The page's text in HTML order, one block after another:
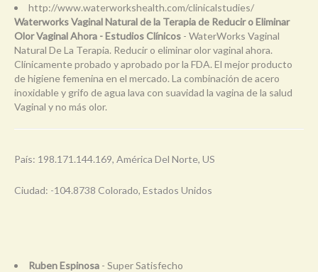
http://www.waterworkshealth.com/clinicalstudies/
Waterworks Vaginal Natural de la Terapia de Reducir o Eliminar
Olor Vaginal Ahora - Estudios Clínicos - WaterWorks Vaginal
Natural De La Terapia. Reducir o eliminar olor vaginal ahora.
Clínicamente probado y aprobado por la FDA. El mejor producto
de higiene femenina en el mercado. La combinación de acero
inoxidable y grifo de agua lava con suavidad la vagina de la salud
Vaginal y no más olor.
País: 198.171.144.169, América Del Norte, US
Ciudad: -104.8738 Colorado, Estados Unidos
Ruben Espinosa - Super Satisfecho